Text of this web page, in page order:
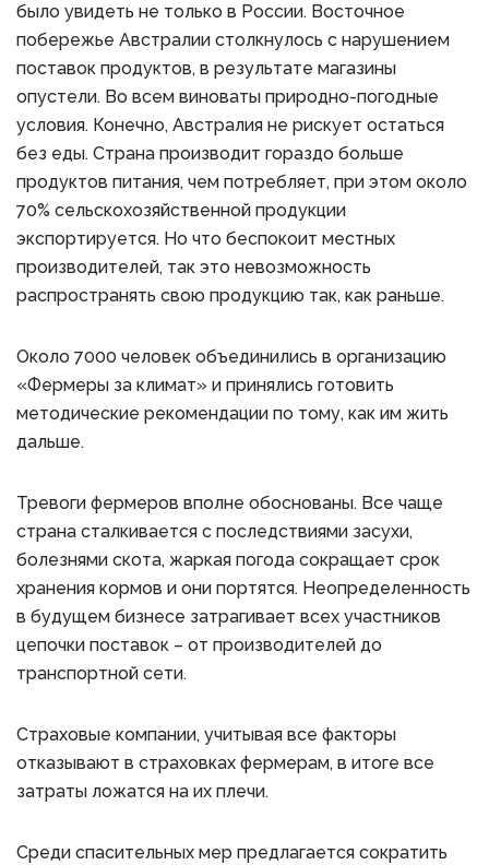
было увидеть не только в России. Восточное
побережье Австралии столкнулось с нарушением
поставок продуктов, в результате магазины
опустели. Во всем виноваты природно-погодные
условия. Конечно, Австралия не рискует остаться
без еды. Страна производит гораздо больше
продуктов питания, чем потребляет, при этом около
70% сельскохозяйственной продукции
экспортируется. Но что беспокоит местных
производителей, так это невозможность
распространять свою продукцию так, как раньше.
Около 7000 человек объединились в организацию
«Фермеры за климат» и принялись готовить
методические рекомендации по тому, как им жить
дальше.
Тревоги фермеров вполне обоснованы. Все чаще
страна сталкивается с последствиями засухи,
болезнями скота, жаркая погода сокращает срок
хранения кормов и они портятся. Неопределенность
в будущем бизнесе затрагивает всех участников
цепочки поставок – от производителей до
транспортной сети.
Страховые компании, учитывая все факторы
отказывают в страховках фермерам, в итоге все
затраты ложатся на их плечи.
Среди спасительных мер предлагается сократить